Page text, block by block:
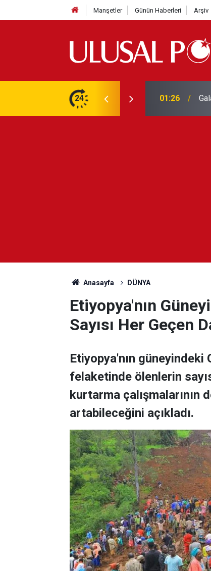
Manşetler Günün Haberleri Arşiv
24
en yüksek seviyesine çıktı 01:26
Anasayfa DÜNYA
Etiyopya'nın
Sayısı Her Geçen
Etiyopya'nın
felaketinde ölenlerin
kurtarma çalışmalarının
artabileceğini açıkladı.